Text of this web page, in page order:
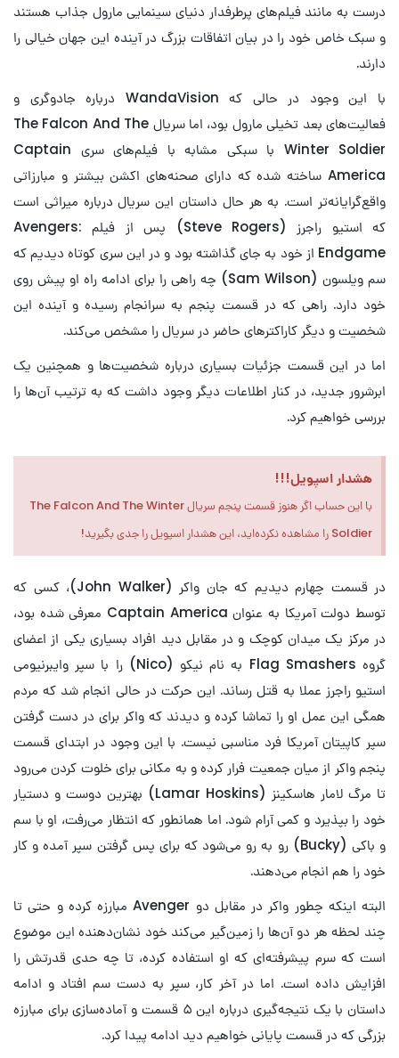
درست به مانند فیلم‌‌های پرطرفدار دنیای سینمایی مارول جذاب هستند
و سبک خاص خود را در بیان اتفاقات بزرگ در آینده این جهان خیالی را
دارند.
با این وجود در حالی که WandaVision درباره جادوگری و
فعالیت‌های بعد تخیلی مارول بود، اما سریال The Falcon And The
Winter Soldier با سبکی مشابه با فیلم‌های سری Captain
America ساخته شده که دارای صحنه‌های اکشن بیشتر و مبارزاتی
واقع‌گرایانه‌تر است. به هر حال داستان این سریال درباره میراثی است
که استیو راجرز (Steve Rogers) پس از فیلم Avengers:
Endgame از خود به جای گذاشته بود و در این سری کوتاه دیدیم که
سم ویلسون (Sam Wilson) چه راهی را برای ادامه راه او پیش روی
خود دارد. راهی که در قسمت پنجم به سرانجام رسیده و آینده این
شخصیت و دیگر کاراکترهای حاضر در سریال را مشخص می‌کند.
اما در این قسمت جزئیات بسیاری درباره شخصیت‌ها و همچنین یک
ابرشرور جدید، در کنار اطلاعات دیگر وجود داشت که به ترتیب آن‌‌ها را
بررسی خواهیم کرد.
هشدار اسپویل!!!
با این حساب اگر هنوز قسمت پنجم سریال The Falcon And The Winter
Soldier را مشاهده نکرده‌اید، این هشدار اسپویل را جدی بگیرید!
در قسمت چهارم دیدیم که جان واکر (John Walker)، کسی که
توسط دولت آمریکا به عنوان Captain America معرفی شده بود،
در مرکز یک میدان کوچک و در مقابل دید افراد بسیاری یکی از اعضای
گروه Flag Smashers به نام نیکو (Nico) را با سپر وایبرنیومی
استیو راجرز عملا به قتل رساند. این حرکت در حالی انجام شد که مردم
همگی این عمل او را تماشا کرده و دیدند که واکر برای در دست گرفتن
سپر کاپیتان آمریکا فرد مناسبی نیست. با این وجود در ابتدای قسمت
پنجم واکر از میان جمعیت فرار کرده و به مکانی برای خلوت کردن می‌رود
تا مرگ لامار هاسکینز (Lamar Hoskins) بهترین دوست و دستیار
خود را بپذیرد و کمی آرام شود. اما همانطور که انتظار می‌رفت، او با سم
و باکی (Bucky) رو به رو می‌شود که برای پس گرفتن سپر آمده و کار
خود را هم انجام می‌دهند.
البته اینکه چطور واکر در مقابل دو Avenger مبارزه کرده و حتی تا
چند لحظه هر دو آن‌ها را زمین‌گیر می‌کند خود نشان‌دهنده این موضوع
است که سرم پیشرفته‌ای که او استفاده کرده، تا چه حدی قدرتش را
افزایش داده است. اما در آخر کار، سپر به دست سم افتاد و ادامه
داستان با یک نتیجه‌گیری درباره این ۵ قسمت و آماده‌سازی برای مبارزه
بزرگی که در قسمت پایانی خواهیم دید ادامه پیدا کرد.